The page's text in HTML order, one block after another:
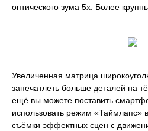
оптического зума 5x. Более
Увеличенная матрица
запечатлеть больше деталей на
ещё вы можете поставить
использовать режим
съёмки эффектных сцен с